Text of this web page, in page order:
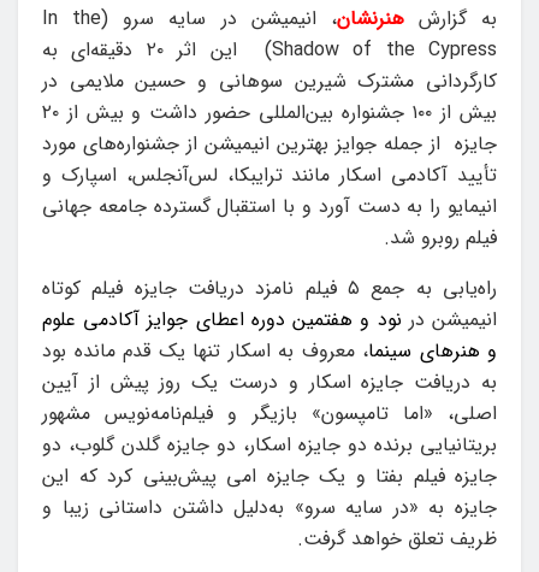
به گزارشهنرنشان، انیمیشن در سایه سرو (In the
Shadow of the Cypress
) این اثر ۲۰ دقیقه‌ای به
کارگردانی مشترک شیرین سوهانی و حسین ملایمی در
بیش از ۱۰۰ جشنواره بین‌المللی حضور داشت و بیش از ۲۰
جایزه از جمله جوایز بهترین انیمیشن از جشنواره‌های مورد
تأیید آکادمی اسکار مانند ترایبکا، لس‌آنجلس، اسپارک و
انیمایو را به دست آورد و با استقبال گسترده جامعه جهانی
فیلم روبرو شد.
راه‌یابی به جمع ۵ فیلم نامزد دریافت جایزه فیلم کوتاه
انیمیشن در نود و هفتمین دوره اعطای جوایز آکادمی علوم
و هنرهای سینما، معروف به اسکار تنها یک قدم مانده بود
به دریافت جایزه اسکار و درست یک روز پیش از آیین
اصلی، «اما تامپسون» بازیگر و فیلم‌نامه‌نویس مشهور
بریتانیایی برنده دو جایزه اسکار، دو جایزه گلدن گلوب، دو
جایزه فیلم بفتا و یک جایزه امی پیش‌بینی کرد که این
جایزه به «در سایه سرو» به‌دلیل داشتن داستانی زیبا و
ظریف تعلق خواهد گرفت.